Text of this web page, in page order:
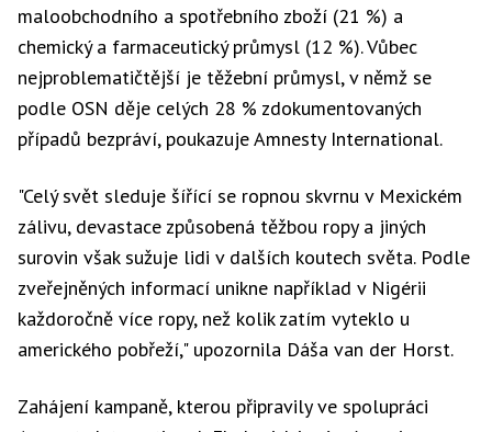
maloobchodního a spotřebního zboží (21 %) a
chemický a farmaceutický průmysl (12 %). Vůbec
nejproblematičtější je těžební průmysl, v němž se
podle OSN děje celých 28 % zdokumentovaných
případů bezpráví, poukazuje Amnesty International.
"Celý svět sleduje šířící se ropnou skvrnu v Mexickém
zálivu, devastace způsobená těžbou ropy a jiných
surovin však sužuje lidi v dalších koutech světa. Podle
zveřejněných informací unikne například v Nigérii
každoročně více ropy, než kolik zatím vyteklo u
amerického pobřeží," upozornila Dáša van der Horst.
Zahájení kampaně, kterou připravily ve spolupráci